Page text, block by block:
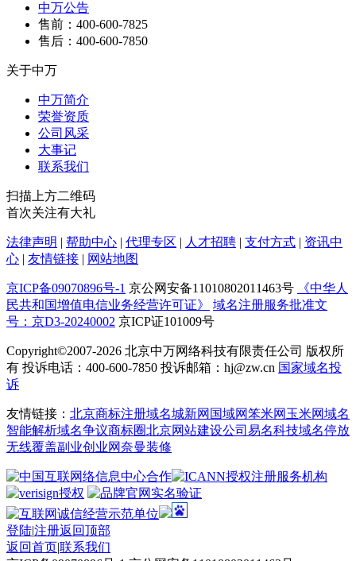
中万公告
售前：400-600-7825
售后：400-600-7850
关于中万
中万简介
荣誉资质
公司风采
大事记
联系我们
扫描上方二维码
首次关注有大礼
法律声明 | 帮助中心 | 代理专区 | 人才招聘 | 支付方式 | 资讯中
心 | 友情链接 | 网站地图
京ICP备09070896号-1 京公网安备11010802011463号
《中华人
民共和国增值电信业务经营许可证》
域名注册服务批准文
号：京D3-20240002 京ICP证101009号
Copyright©2007-2026 北京中万网络科技有限责任公司 版权所
有 投诉电话：400-600-7850 投诉邮箱：hj@zw.cn 国家域名投
诉
友情链接： 北京商标注册域名城新网 国域网笨米网 玉米网域名
智能解析域名争议商标圈北京网站建设公司 易名科技域名停放
无线覆盖副业创业网奈曼装修
登陆|注册返回顶部
返回首页|联系我们